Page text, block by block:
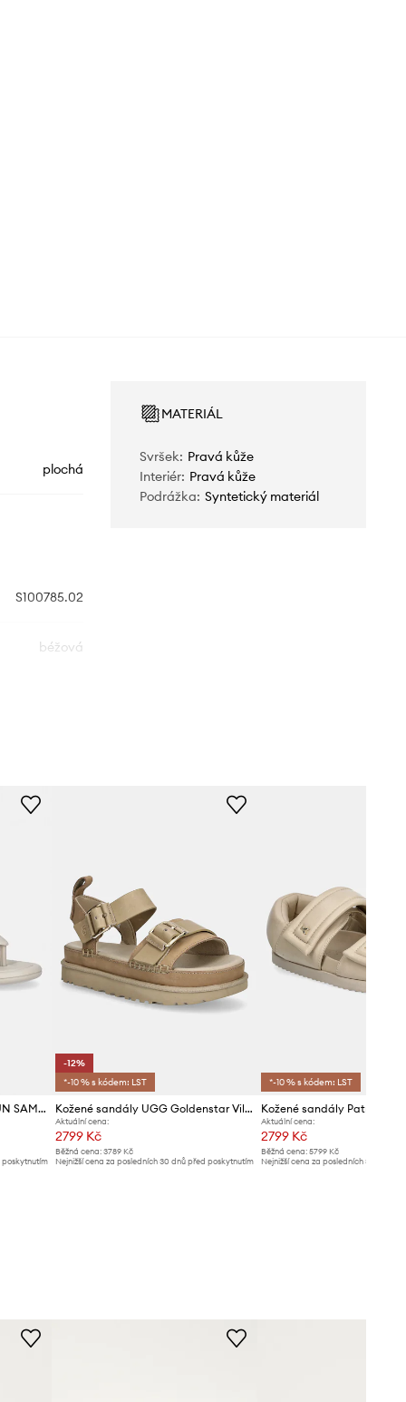
plochá
S100785.02
béžová
MATERIÁL
Svršek: Pravá kůže
Interiér: Pravá kůže
Podrážka: Syntetický materiál
Sandály Melissa MELISSA SUN SAMBA AD
poskytnutím
-12%
*-10 % s kódem: LST
Kožené sandály UGG Goldenstar Villa
Aktuální cena:
2799 Kč
Běžná cena:3789 Kč
Nejnižší cena za posledních 30 dnů před poskytnutím
*-10 % s kódem: LST
Kožené sandály Patrizia
Aktuální cena:
2799 Kč
Běžná cena: 5799 Kč
Nejnižší cena za posledních 30 dnů